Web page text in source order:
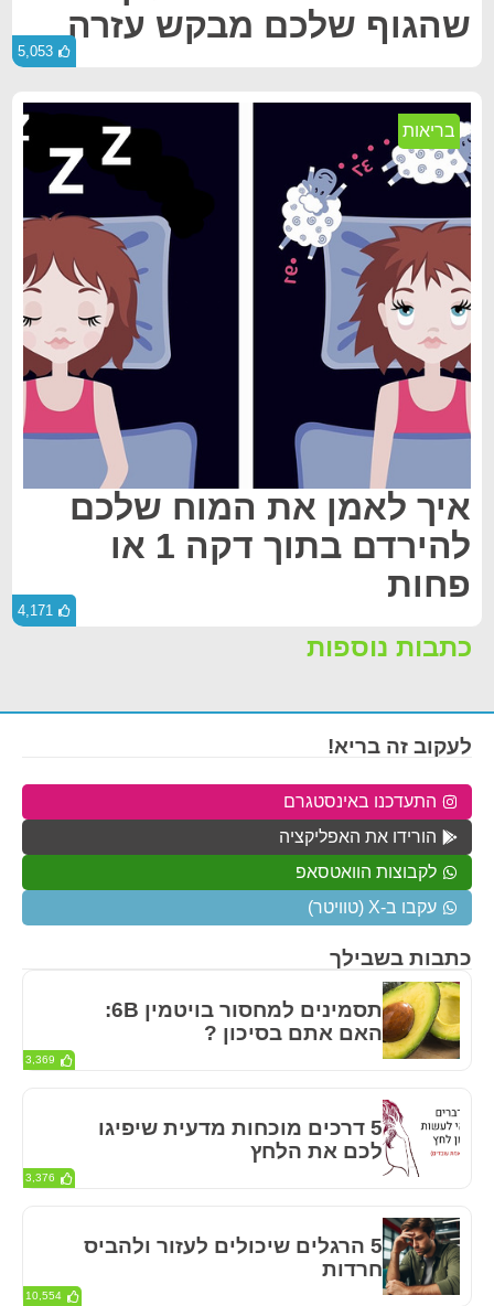
שהגוף שלכם מבקש עזרה
5,053
בריאות
איך לאמן את המוח שלכם
להירדם בתוך דקה 1 או
פחות
4,171
כתבות נוספות
כתבות בשבילך
תסמינים למחסור בויטמין 6B:
האם אתם בסיכון ?
3,369
5 דרכים מוכחות מדעית שיפיגו
לכם את הלחץ
3,376
5 הרגלים שיכולים לעזור ולהביס
חרדות
10,554
לעקוב זה בריא!
התעדכנו באינסטגרם
הורידו את האפליקציה
לקבוצות הוואטסאפ
עקבו ב-X (טוויטר)